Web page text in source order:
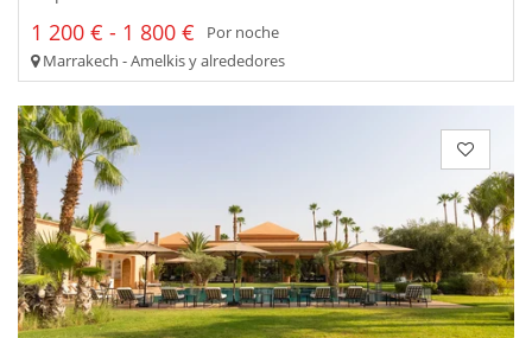
1 200 € - 1 800 €
Por noche
Marrakech - Amelkis y alrededores